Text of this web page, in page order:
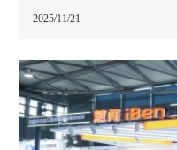
2025/11/21